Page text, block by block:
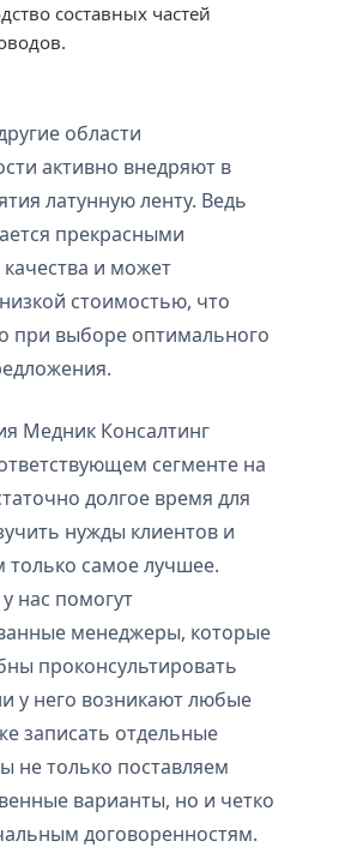
составных частей
области
активно внедряют в
латунную ленту. Ведь
прекрасными
и может
стоимостью, что
при выборе оптимального
Медник Консалтинг
сегменте на
долгое время для
нужды клиентов и
только самое лучшее.
нас помогут
менеджеры, которые
проконсультировать
у него возникают любые
записать отдельные
не только поставляем
варианты, но и четко
договоренностям.